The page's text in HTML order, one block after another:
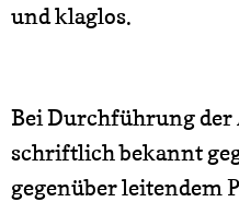
und klaglos.
Bei Durchführung
schriftlich bekannt
gegenüber leitendem